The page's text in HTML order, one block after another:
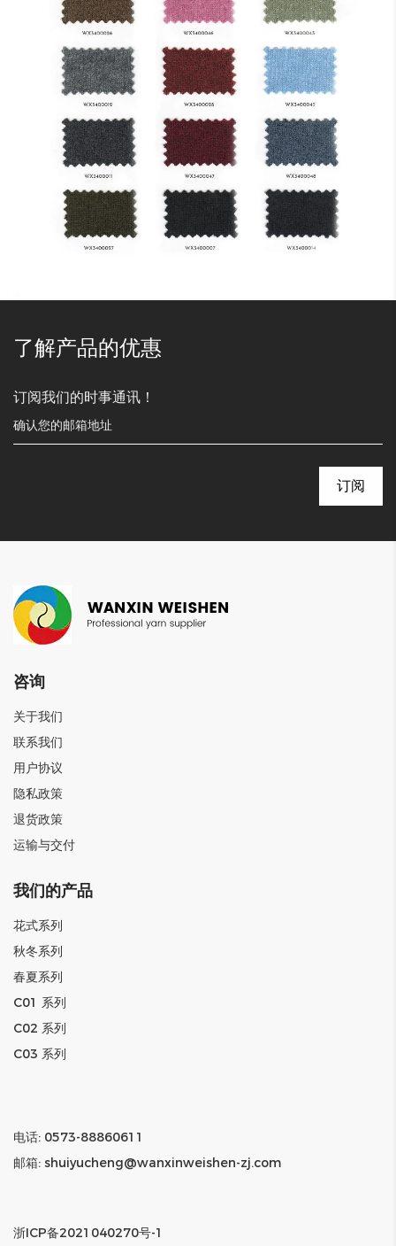
了解产品的优惠
订阅我们的时事通讯！
咨询
关于我们
联系我们
用户协议
隐私政策
退货政策
运输与交付
我们的产品
花式系列
秋冬系列
春夏系列
C01 系列
C02 系列
C03 系列
电话: 0573-88860611
邮箱: shuiyucheng@wanxinweishen-zj.com
浙ICP备2021040270号-1